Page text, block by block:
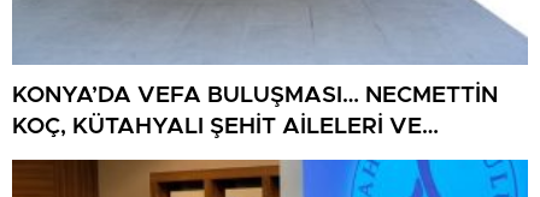
KONYA’DA VEFA BULUŞMASI… NECMETTİN
KOÇ, KÜTAHYALI ŞEHİT AİLELERİ VE
GAZİLERİ AĞIRLADI